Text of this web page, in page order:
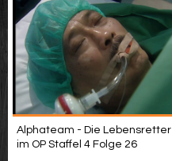
Alphateam - Die Lebensretter
im OP Staffel 4 Folge 26